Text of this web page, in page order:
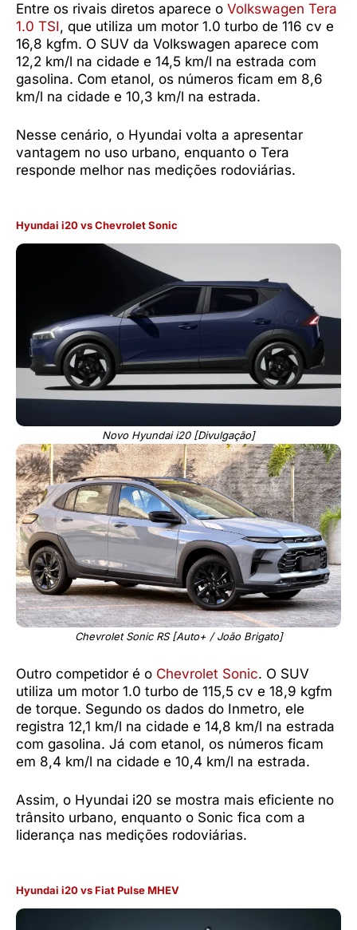
Entre os rivais diretos aparece o Volkswagen Tera
1.0 TSI, que utiliza um motor 1.0 turbo de 116 cv e
16,8 kgfm. O SUV da Volkswagen aparece com
12,2 km/l na cidade e 14,5 km/l na estrada com
gasolina. Com etanol, os números ficam em 8,6
km/l na cidade e 10,3 km/l na estrada.
Nesse cenário, o Hyundai volta a apresentar
vantagem no uso urbano, enquanto o Tera
responde melhor nas medições rodoviárias.
Hyundai i20vs Chevrolet Sonic
Novo Hyundai i20 [Divulgação]
Chevrolet Sonic RS [Auto+ / João Brigato]
Outro competidor é o Chevrolet Sonic. O SUV
utiliza um motor 1.0 turbo de 115,5 cv e 18,9 kgfm
de torque. Segundo os dados do Inmetro, ele
registra 12,1 km/l na cidade e 14,8 km/l na estrada
com gasolina. Já com etanol, os números ficam
em 8,4 km/l na cidade e 10,4 km/l na estrada.
Assim, o Hyundai i20 se mostra mais eficiente no
trânsito urbano, enquanto o Sonic fica com a
liderança nas medições rodoviárias.
Hyundai i20vs Fiat Pulse MHEV